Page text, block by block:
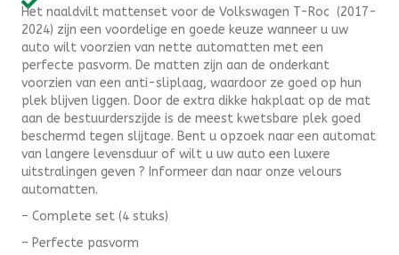
Naaldvilt
aantal
Het naaldvilt mattenset voor de Volkswagen T-Roc (2017-
2024) zijn een voordelige en goede keuze wanneer u uw
auto wilt voorzien van nette automatten met een
perfecte pasvorm. De matten zijn aan de onderkant
voorzien van een anti-sliplaag, waardoor ze goed op hun
plek blijven liggen. Door de extra dikke hakplaat op de mat
aan de bestuurderszijde is de meest kwetsbare plek goed
beschermd tegen slijtage. Bent u opzoek naar een automat
van langere levensduur of wilt u uw auto een luxere
uitstralingen geven ? Informeer dan naar onze velours
automatten.
– Complete set (4 stuks)
– Perfecte pasvorm